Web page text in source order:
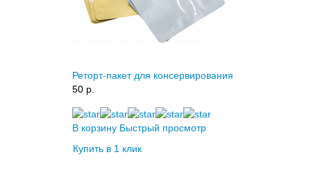
Реторт-пакет для консервирования
50 p.
В корзину Быстрый просмотр
Купить в 1 клик